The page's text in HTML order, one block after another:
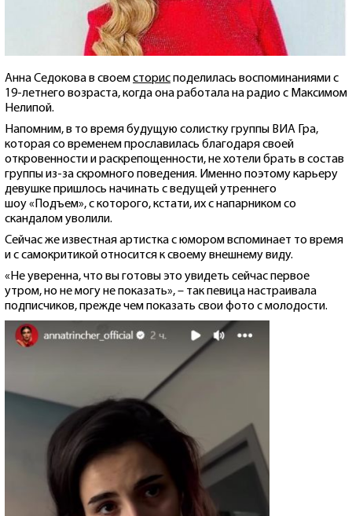
Анна Седокова в своемсторисподелилась воспоминаниями с
19-летнего возраста, когда она работала на радио с Максимом
Нелипой.
Напомним, в то время будущую солистку группы ВИА Гра,
которая со временем прославилась благодаря своей
откровенности и раскрепощенности, не хотели брать в состав
группы из-за скромного поведения. Именно поэтому карьеру
девушке пришлось начинать с ведущей утреннего
шоу «Подъем», с которого, кстати, их с напарником со
скандалом уволили.
Сейчас же известная артистка с юмором вспоминает то время
и с самокритикой относится к своему внешнему виду.
«Не уверенна, что вы готовы это увидеть сейчас первое
утром, но не могу не показать», – так певица настраивала
подписчиков, прежде чем показать свои фото с молодости.